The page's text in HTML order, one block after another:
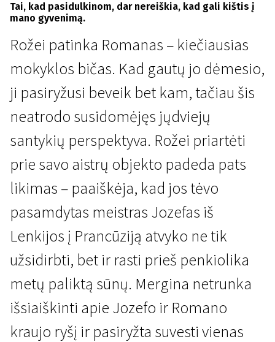
Kertant Europą
Įsiutusi rožė
1 val. 20 min. | Drama | N-13
Tai, kad pasidulkinom, dar nereiškia, kad gali kištis į
mano gyvenimą.
Rožei patinka Romanas – kiečiausias
mokyklos bičas. Kad gautų jo dėmesio,
ji pasiryžusi beveik bet kam, tačiau šis
neatrodo susidomėjęs jųdviejų
santykių perspektyva. Rožei priartėti
prie savo aistrų objekto padeda pats
likimas – paaiškėja, kad jos tėvo
pasamdytas meistras Jozefas iš
Lenkijos į Prancūziją atvyko ne tik
užsidirbti, bet ir rasti prieš penkiolika
metų paliktą sūnų. Mergina netrunka
išsiaiškinti apie Jozefo ir Romano
kraujo ryšį ir pasiryžta suvesti vienas